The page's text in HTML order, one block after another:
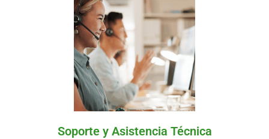
Soporte y Asistencia Técnica